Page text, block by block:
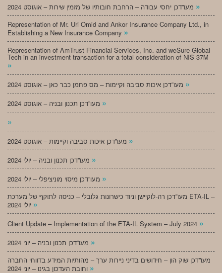
»
Representation of Mr. Uri Omid and Ankor Insurance Company Ltd., in
Establishing a New Insurance Company »
Representation of AmTrust Financial Services, Inc. and weSure Global
Tech in an investment transaction for a total consideration of NIS 37M
»
»
»
»
»
»
»
מעו”דכן רה-לוקיישן וניוד כישרונות גלובלי – כניסה לתוקף של מערכת ETA-IL –
»
Client Update – Implementation of the ETA-IL System – July 2024 »
»
מעו”דכן שוק הון – חידושים בדיני ניירות ערך – מהותיות המידע בדווחי החברה
»